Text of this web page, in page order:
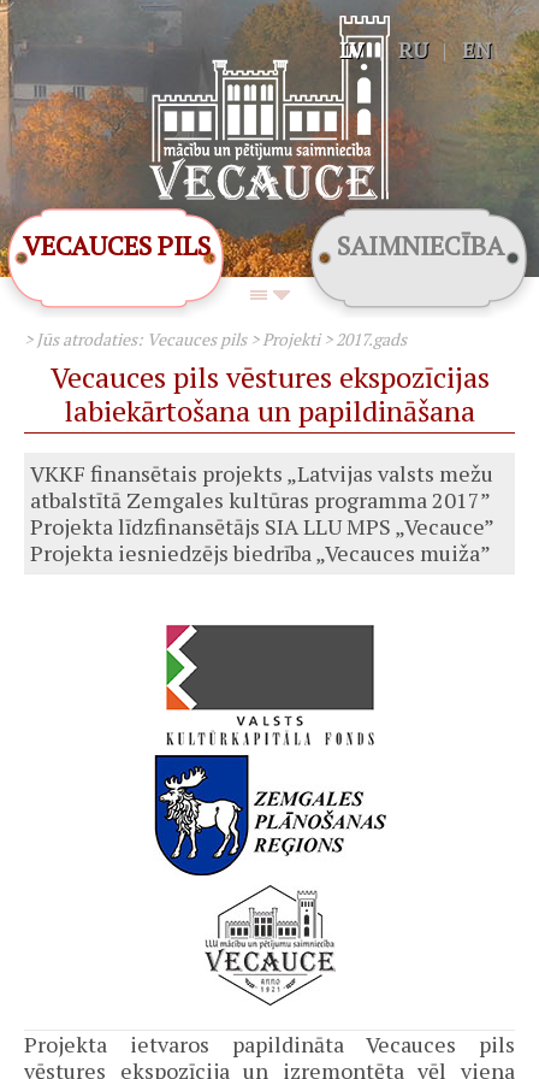
LV | RU | EN
VECAUCES PILS SAIMNIECĪBA
> Jūs atrodaties: Vecauces pils >Projekti>2017.gads
Vecauces pils vēstures ekspozīcijas
labiekārtošana un papildināšana
VKKF finansētais projekts „Latvijas valsts mežu
atbalstītā Zemgales kultūras programma 2017”
Projekta līdzfinansētājs SIA LLU MPS „Vecauce”
Projekta iesniedzējs biedrība „Vecauces muiža”
Projekta ietvaros papildināta Vecauces pils
vēstures ekspozīcija un izremontēta vēl viena